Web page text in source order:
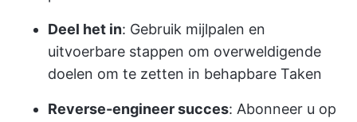
Deel het in: Gebruik mijlpalen en
uitvoerbare stappen om overweldigende
doelen om te zetten in behapbare Taken
Reverse-engineer succes: Abonneer u op